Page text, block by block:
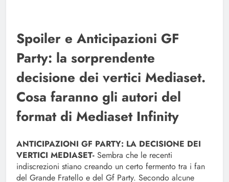
Spoiler e Anticipazioni GF
Party: la sorprendente
decisione dei vertici Mediaset.
Cosa faranno gli autori del
format di Mediaset Infinity
ANTICIPAZIONI GF PARTY: LA DECISIONE DEI
VERTICI MEDIASET- Sembra che le recenti
indiscrezioni stiano creando un certo fermento tra i fan
del Grande Fratello e del Gf Party. Secondo alcune